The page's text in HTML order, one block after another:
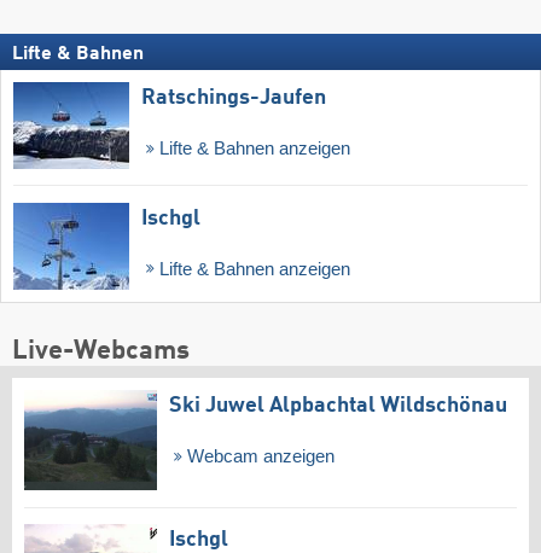
Lifte & Bahnen
Ratschings-Jaufen
Lifte & Bahnen anzeigen
Ischgl
Lifte & Bahnen anzeigen
Live-Webcams
Ski Juwel Alpbachtal Wildschönau
Webcam anzeigen
Ischgl